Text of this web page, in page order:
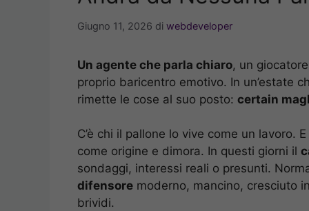
Giugno 11, 2026 di webdeveloper
Un agente che parla chiaro, un
proprio baricentro emotivo. In un’estate
rimette le cose al suo posto: certain
C’è chi il pallone lo vive come un lavoro.
come origine e dimora. In questi giorni il
sondaggi, interessi reali o presunti.
difensore moderno, mancino, cresciuto
brividi.